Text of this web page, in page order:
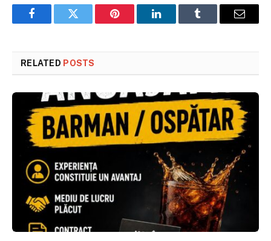
FacebookTwitter Pinterest LinkedInTumblr Email
RELATED POSTS